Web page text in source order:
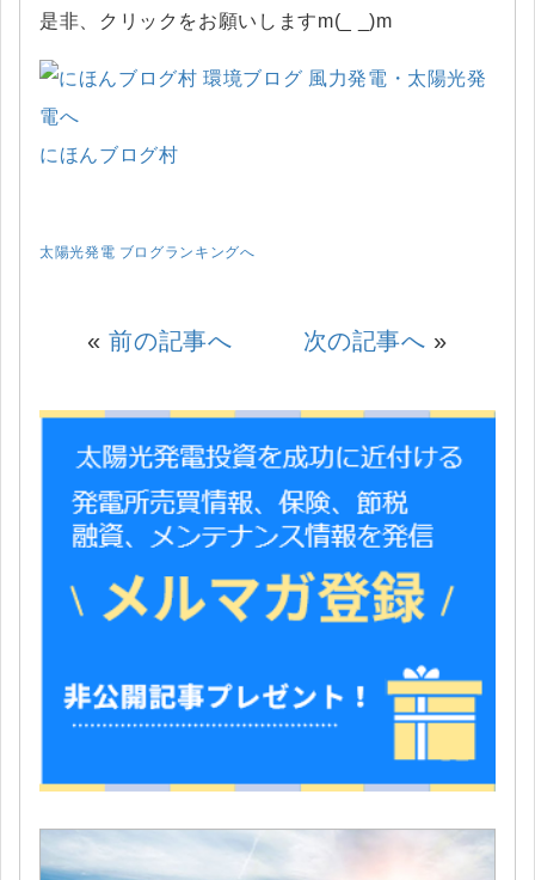
是非、クリックをお願いしますm(_ _)m
にほんブログ村
太陽光発電 ブログランキングへ
«前の記事へ 次の記事へ »